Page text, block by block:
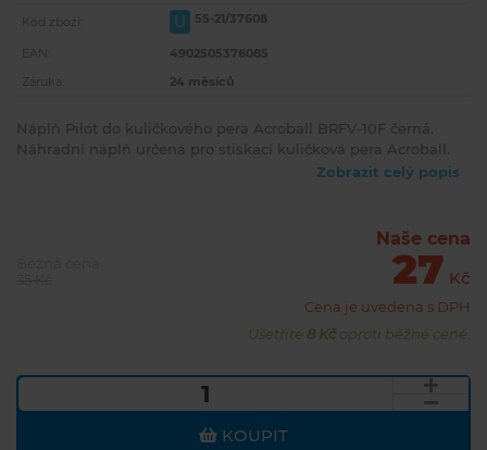
Kód zboží: U 55-21/37608
EAN:
4902505376085
Záruka:
24 měsíců
Náplň Pilot do kuličkového pera Acroball BRFV-10F černá.
Náhradní náplň určená pro stiskací kuličková pera Acroball.
Zobrazit celý popis
Naše cena
27 Kč
Cena je uvedena s DPH
Ušetříte 8 Kčoproti běžné ceně.
KOUPIT